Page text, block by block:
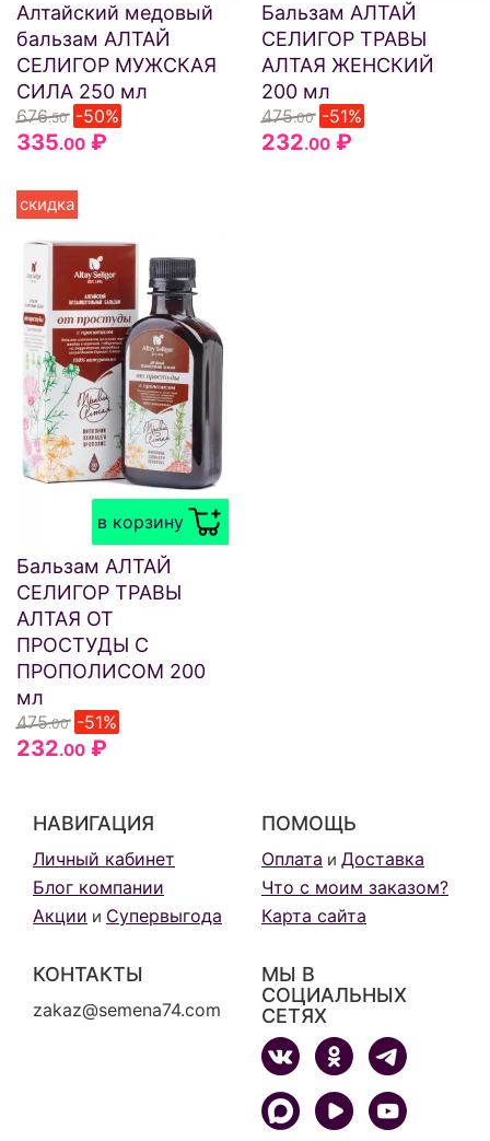
Алтайский медовый
бальзам АЛТАЙ
СЕЛИГОР МУЖСКАЯ
СИЛА 250 мл
676.50 -50%
335.00 ₽
Бальзам АЛТАЙ
СЕЛИГОР ТРАВЫ
АЛТАЯ ЖЕНСКИЙ
200 мл
475.00 -51%
232.00 ₽
в корзину
скидка
Бальзам АЛТАЙ
СЕЛИГОР ТРАВЫ
АЛТАЯ ОТ
ПРОСТУДЫ С
ПРОПОЛИСОМ 200
мл
475.00 -51%
232.00 ₽
НАВИГАЦИЯ
Личный кабинет
Блог компании
Акции и Супервыгода
ПОМОЩЬ
Оплата и Доставка
Что с моим заказом?
Карта сайта
КОНТАКТЫ
zakaz@semena74.com
МЫ В
СОЦИАЛЬНЫХ
СЕТЯХ